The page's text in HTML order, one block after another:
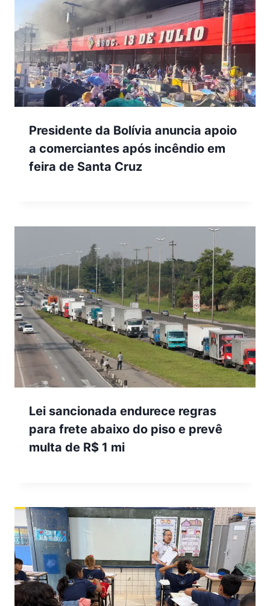
Presidente da Bolívia anuncia apoio
a comerciantes após incêndio em
feira de Santa Cruz
Lei sancionada endurece regras
para frete abaixo do piso e prevê
multa de R$ 1 mi